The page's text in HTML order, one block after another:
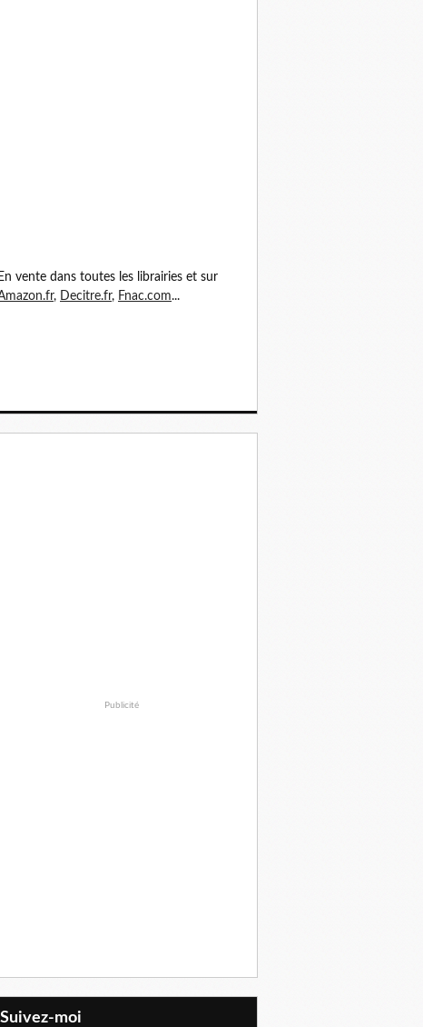
En vente dans toutes les librairies et sur
, Decitre.fr, Fnac.com...
Publicité
Suivez-moi